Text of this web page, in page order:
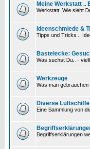
Meine Werkstatt ..
Werkstatt. Wie sieht
Ideenschmiede &
Tipps und Tricks ..
Bastelecke:
Was suchst Du.. -
Werkzeuge
Was man gebrauchen
Diverse
Eine Sammlung von
Begriffserklärungen